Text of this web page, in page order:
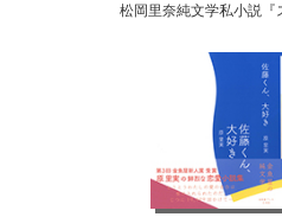
松岡里奈純文学私小説『